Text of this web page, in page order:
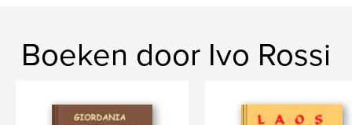
Boeken door Ivo Rossi